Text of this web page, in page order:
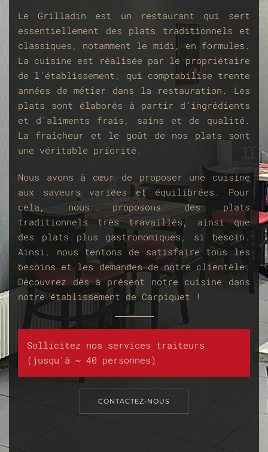
Le Grilladin est un restaurant qui sert
essentiellement des plats traditionnels et
classiques, notamment le midi, en formules.
La cuisine est réalisée par le propriétaire
de l’établissement, qui comptabilise trente
années de métier dans la restauration. Les
plats sont élaborés à partir d’ingrédients
et d’aliments frais, sains et de qualité.
La fraîcheur et le goût de nos plats sont
une véritable priorité.
Nous avons à cœur de proposer une cuisine
aux saveurs variées et équilibrées. Pour
cela, nous proposons des plats
traditionnels très travaillés, ainsi que
des plats plus gastronomiques, si besoin.
Ainsi, nous tentons de satisfaire tous les
besoins et les demandes de notre clientèle.
Découvrez dès à présent notre cuisine dans
notre établissement de Carpiquet !
Sollicitez nos services traiteurs
(jusqu'à ~ 40 personnes)
CONTACTEZ-NOUS